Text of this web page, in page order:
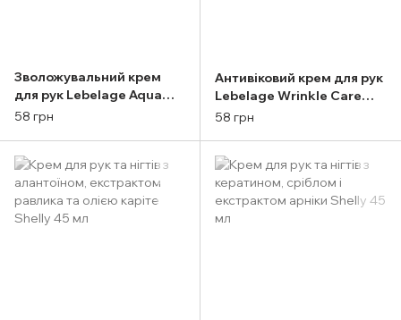
Зволожувальний крем
для рук Lebelage Aqua
Moisturizing Hand Cream
58 грн
Антивіковий крем для рук
Lebelage Wrinkle Care
Magic Hand Cream 100 мл
58 грн